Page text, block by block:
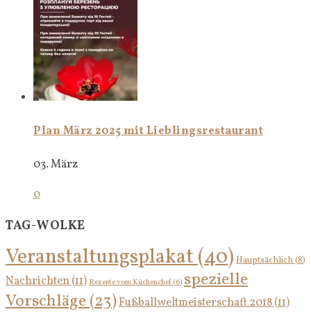
Plan März 2025 mit Lieblingsrestaurant
03. März
0
TAG-WOLKE
Veranstaltungsplakat(40) Hauptsächlich(8)
Nachrichten(11) Rezepte vom Küchenchef(6) spezielle
Vorschläge(23)Fußballweltmeisterschaft 2018(11)